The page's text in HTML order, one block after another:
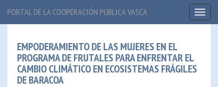
PORTAL DE LA COOPERACIÓN PÚBLICA VASCA
EMPODERAMIENTO DE LAS MUJERES EN EL
PROGRAMA DE FRUTALES PARA ENFRENTAR EL
CAMBIO CLIMÁTICO EN ECOSISTEMAS FRÁGILES
DE BARACOA